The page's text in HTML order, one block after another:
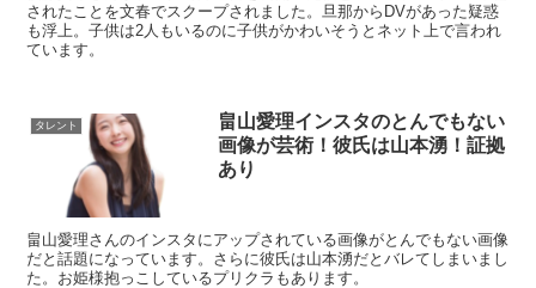
されたことを文春でスクープされました。旦那からDVがあった疑惑
も浮上。子供は2人もいるのに子供がかわいそうとネット上で言われ
ています。
タレント
畠山愛理インスタのとんでもない
画像が芸術！彼氏は山本湧！証拠
あり
畠山愛理さんのインスタにアップされている画像がとんでもない画像
だと話題になっています。さらに彼氏は山本湧だとバレてしまいまし
た。お姫様抱っこしているプリクラもあります。